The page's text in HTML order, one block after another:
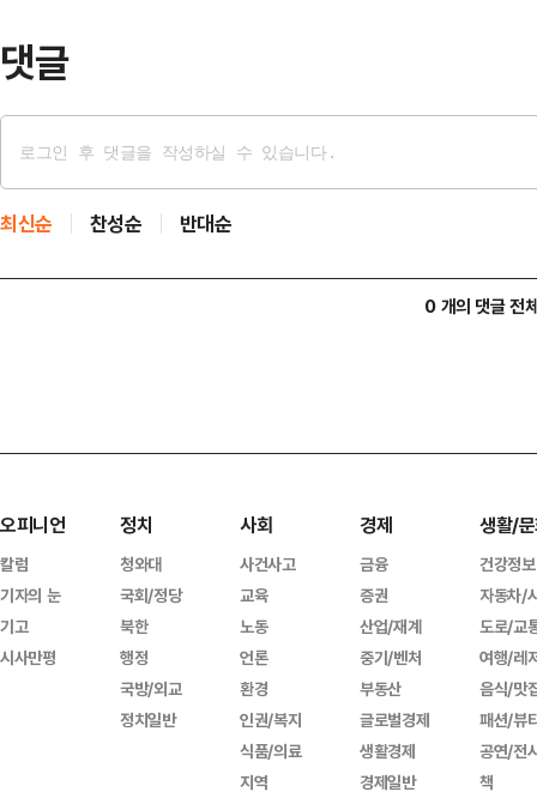
댓글
최신순 찬성순 반대순
0 개의 댓글 전
오피니언
칼럼
기자의 눈
기고
시사만평
정치
청와대
국회/정당
북한
행정
국방/외교
정치일반
사회
사건사고
교육
노동
언론
환경
인권/복지
식품/의료
지역
경제
금융
증권
산업/재계
중기/벤처
부동산
글로벌경제
생활경제
경제일반
생활/
건강정보
자동차/
도로/교
여행/레
음식/맛
패션/뷰
공연/전
책